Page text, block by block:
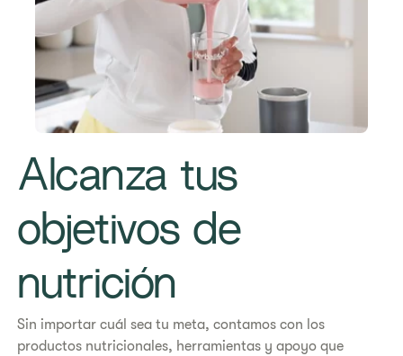
Alcanza tus
objetivos de
nutrición
​​​Sin importar cuál sea tu meta, contamos con los
productos nutricionales, herramientas y apoyo que